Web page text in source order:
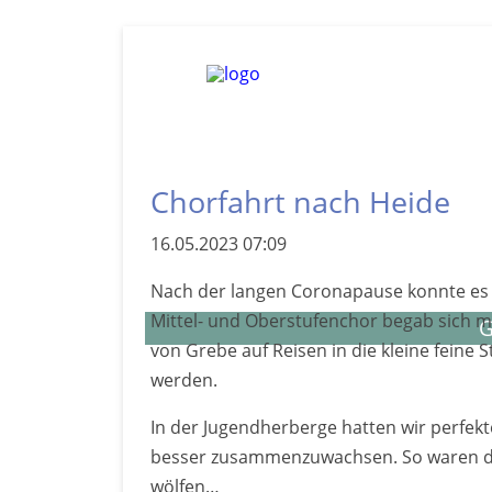
Chorfahrt nach Heide
16.05.2023 07:09
Nach der langen Corona­pause konnte
Mittel- und Ober­stufen­chor begab sich
von Grebe auf Reisen in die kleine feine
werden.
In der Jugend­herberge hatten wir
besser zu­sam­men­zu­wachsen. So
wölfen…